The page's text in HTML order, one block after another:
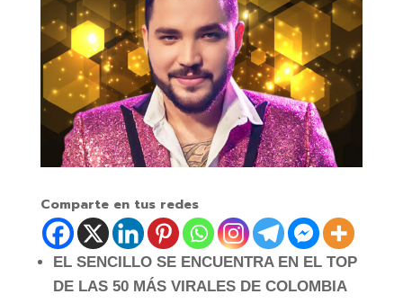
Comparte en tus redes
EL SENCILLO SE ENCUENTRA EN EL TOP
DE LAS 50 MÁS VIRALES DE COLOMBIA